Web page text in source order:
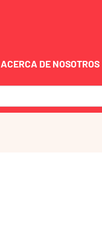
ACERCA DE NOSOTROS